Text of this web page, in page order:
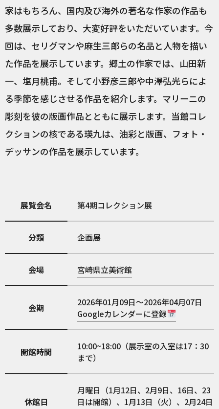
家はもちろん、国内及び海外の著名な作家の作品も
多数展示しており、大変好評をいただいています。今
回は、セリグマンや麻生三郎らの名品と人物を描い
た作品を展示しています。郷土の作家では、山田新
一、塩月桃甫。そして小野彦三郎や中澤弘光らによ
る季節を感じさせる作品を紹介します。マリーニの
彫刻を彼の版画作品とともに展示します。当館コレ
クションの核である瑛九は、油彩と版画、フォト・
デッサンの作品を展示しています。
展覧会名 第4期コレクション展
分類 企画展
会場 宮崎県立美術館
会期
2026年01月09日～2026年04月07日
Googleカレンダーに登録
開館時間
10:00~18:00（展示室の入室は17：30
まで）
休館日
月曜日（1月12日、2月9日、16日、23
日は開館）、1月13日（火）、2月24日